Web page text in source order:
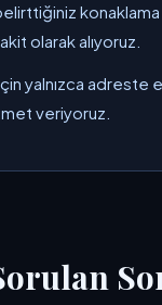
olarak alıyoruz.
yalnızca adreste
veriyoruz.